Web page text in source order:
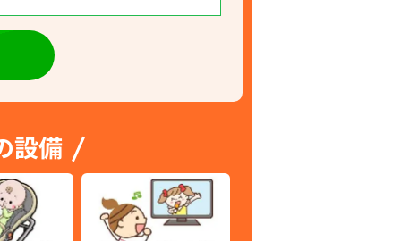
設備